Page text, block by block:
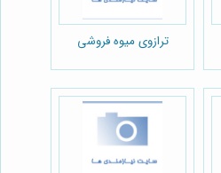
ترازوی میوه فروشی